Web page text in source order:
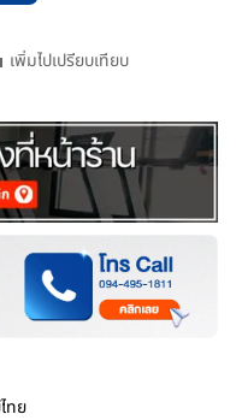
เพิ่มไปเปรียบเทียบ
ทย